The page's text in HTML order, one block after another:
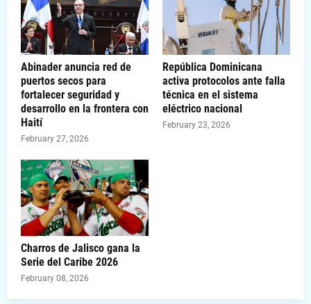
Abinader anuncia red de
puertos secos para
fortalecer seguridad y
desarrollo en la frontera con
Haití
February 27, 2026
República Dominicana
activa protocolos ante falla
técnica en el sistema
eléctrico nacional
February 23, 2026
Charros de Jalisco gana la
Serie del Caribe 2026
February 08, 2026